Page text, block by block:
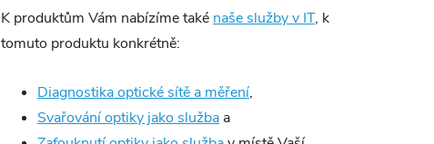
K produktům Vám nabízíme také naše služby v IT, k
tomuto produktu konkrétně:
Diagnostika optické sítě a měření,
Svařování optiky jako služba a